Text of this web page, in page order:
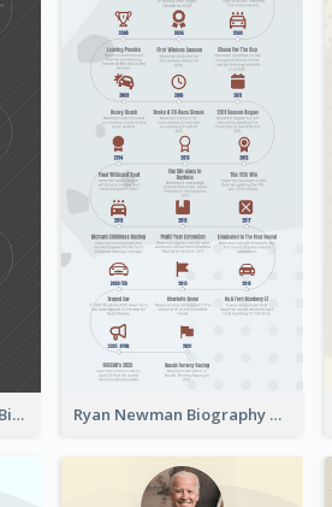
Dark Theme Tom Hanks Biography Timeline Ryan Newman Biography Timeline